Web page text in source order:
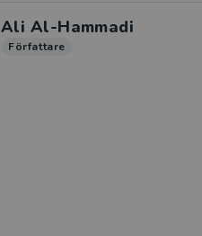
Ali Al-Hammadi
Författare